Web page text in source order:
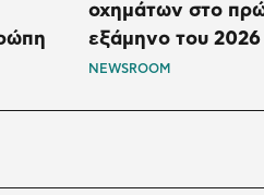
οχημάτων στο
εξάμηνο του 2026
NEWSROOM